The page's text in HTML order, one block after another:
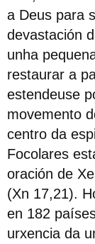
a Deus para
devastación
unha
restaurar a
estendeuse
movemento
centro da
Focolares
oración de
(Xn 17,21).
en 182
urxencia da